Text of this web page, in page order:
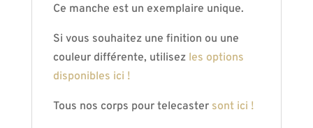
Ce manche est un exemplaire unique.
Si vous souhaitez une finition ou une
couleur différente, utilisez les options
disponibles ici !
Tous nos corps pour telecaster sont ici !